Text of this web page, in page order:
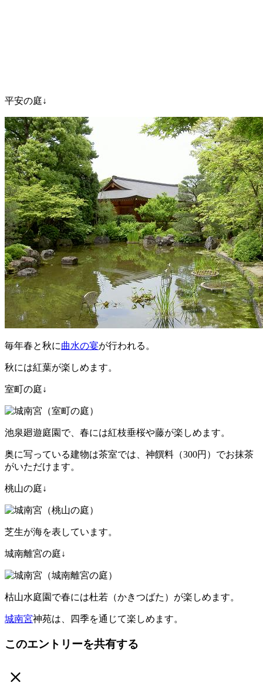
平安の庭↓
毎年春と秋に曲水の宴が行われる。
秋には紅葉が楽しめます。
室町の庭↓
池泉廻遊庭園で、春には紅枝垂桜や藤が楽しめます。
奥に写っている建物は茶室では、神饌料（300円）でお抹茶
がいただけます。
桃山の庭↓
芝生が海を表しています。
城南離宮の庭↓
枯山水庭園で春には杜若（かきつばた）が楽しめます。
城南宮神苑は、四季を通じて楽しめます。
このエントリーを共有する